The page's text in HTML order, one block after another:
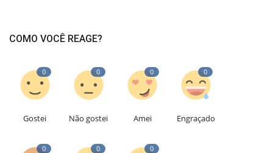
COMO VOCÊ REAGE?
0
Gostei
0
Não gostei
0
Amei
0
Engraçado
0 0 0